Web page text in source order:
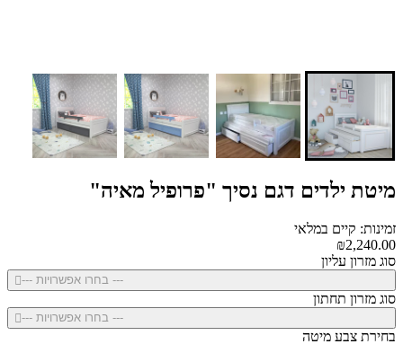
מיטת ילדים דגם נסיך "פרופיל מאיה"
זמינות: קיים במלאי
₪2,240.00
סוג מזרון עליון
--- בחרו אפשרויות ---
סוג מזרון תחתון
--- בחרו אפשרויות ---
בחירת צבע מיטה